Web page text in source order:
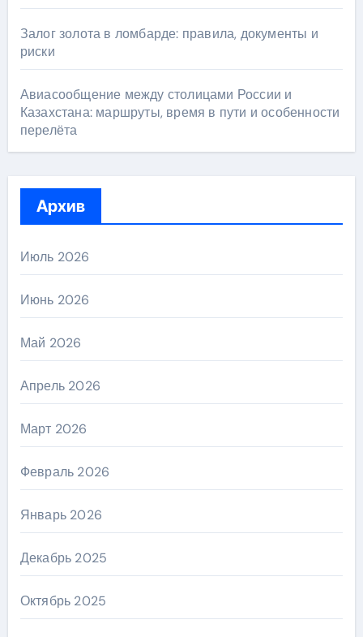
Залог золота в ломбарде: правила, документы и
риски
Авиасообщение между столицами России и
Казахстана: маршруты, время в пути и особенности
перелёта
Архив
Июль 2026
Июнь 2026
Май 2026
Апрель 2026
Март 2026
Февраль 2026
Январь 2026
Декабрь 2025
Октябрь 2025